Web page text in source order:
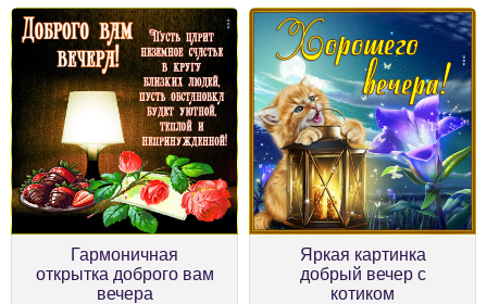
Гармоничная
открытка доброго вам
вечера
Яркая картинка
добрый вечер с
котиком